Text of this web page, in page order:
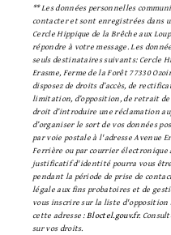
** Les données personnelles
contacter et sont enregistrées dans
Cercle Hippique de la Brêche aux
répondre à votre message. Les
seuls destinataires suivants: Cercle
Erasme, Ferme de la Forêt 77330
disposez de droits d’accès, de
limitation, d’opposition, de retrait
droit d’introduire une réclamation
d’organiser le sort de vos données
par voie postale à l'adresse Avenue
Ferrière ou par courrier électronique
justificatif d'identité pourra vous être
pendant la période de prise de
légale aux fins probatoires et de
vous inscrire sur la liste d'opposition
cette adresse :Bloctel.gouv.fr.
sur vos droits.